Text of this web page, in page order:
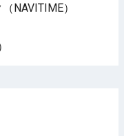
NAVITIME）